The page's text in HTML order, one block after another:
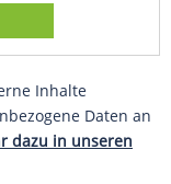
Inhalte
Daten an
dazu in unseren